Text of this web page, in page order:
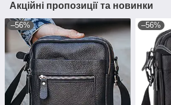
Акційні пропозиції та новинки
–56% –56%